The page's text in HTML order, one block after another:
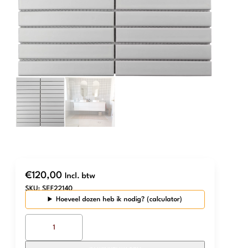
€120,00 Incl. btw
SKU: SEF22140
Hoeveel dozen heb ik nodig?
Factory